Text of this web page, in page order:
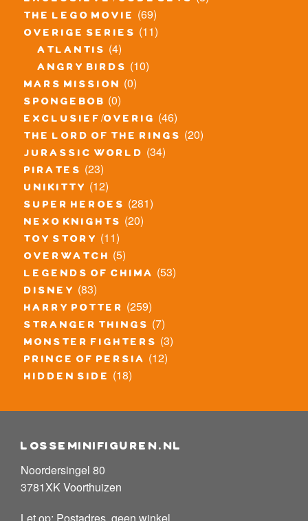
the lego movie (69)
overige series (11)
atlantis (4)
angry birds (10)
mars mission (0)
spongebob (0)
exclusief/overig (46)
the lord of the rings (20)
jurassic world (34)
pirates (23)
unikitty (12)
super heroes (281)
nexo knights (20)
toy story (11)
overwatch (5)
legends of chima (53)
disney (83)
harry potter (259)
stranger things (7)
monster fighters (3)
prince of persia (12)
hidden side (18)
losseminifiguren.nl
Noordersingel 80
3781XK Voorthuizen